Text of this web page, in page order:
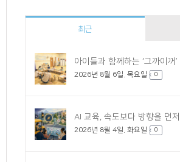
최근
아이들과 함께하는 ‘그까이꺼’
2026년 8월 6일. 목요일 0
AI 교육, 속도보다 방향을 먼
2026년 8월 4일. 화요일 0